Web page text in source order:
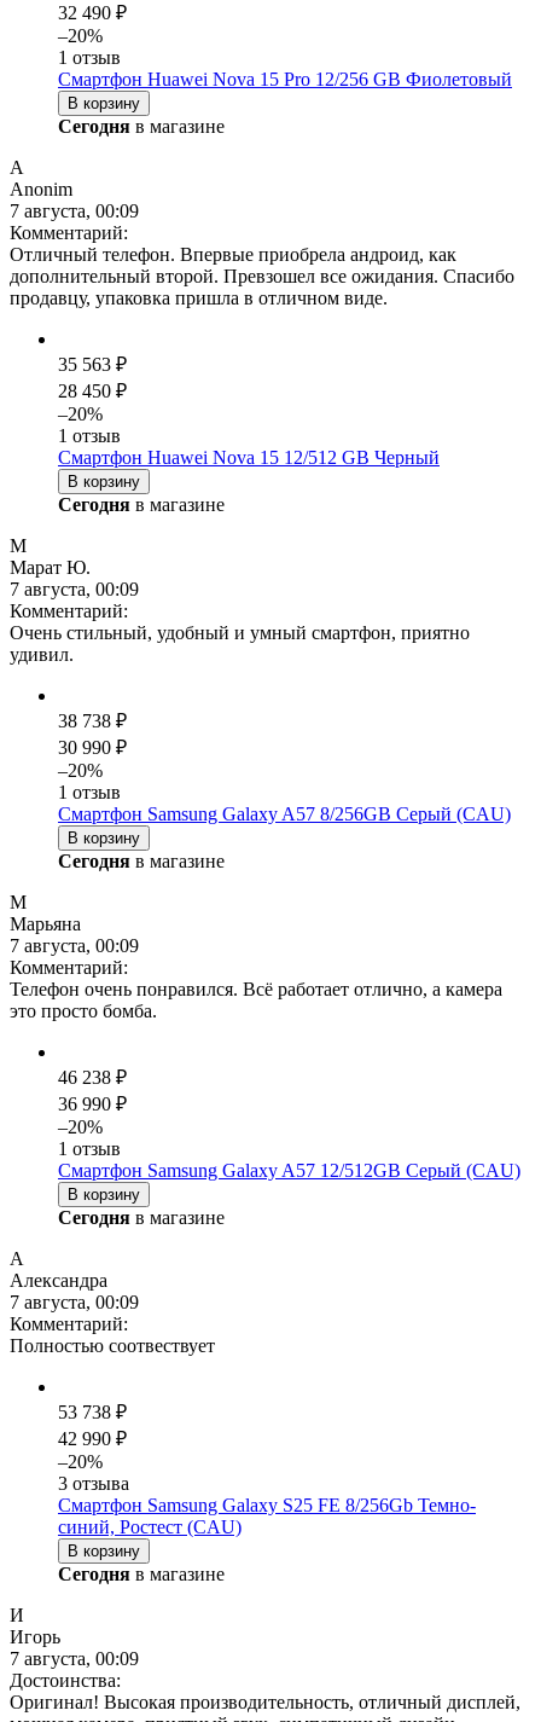
32 490 ₽
–20%
1 отзыв
Смартфон Huawei Nova 15 Pro 12/256 GB Фиолетовый
В корзину
Сегодня в магазине
A
Anonim
7 августа, 00:09
Комментарий:
Отличный телефон. Впервые приобрела андроид, как
дополнительный второй. Превзошел все ожидания. Спасибо
продавцу, упаковка пришла в отличном виде.
35 563 ₽
28 450 ₽
–20%
1 отзыв
Смартфон Huawei Nova 15 12/512 GB Черный
В корзину
Сегодня в магазине
М
Марат Ю.
7 августа, 00:09
Комментарий:
Очень стильный, удобный и умный смартфон, приятно
удивил.
38 738 ₽
30 990 ₽
–20%
1 отзыв
Смартфон Samsung Galaxy A57 8/256GB Серый (CAU)
В корзину
Сегодня в магазине
М
Марьяна
7 августа, 00:09
Комментарий:
Телефон очень понравился. Всё работает отлично, а камера
это просто бомба.
46 238 ₽
36 990 ₽
–20%
1 отзыв
Смартфон Samsung Galaxy A57 12/512GB Серый (CAU)
В корзину
Сегодня в магазине
А
Александра
7 августа, 00:09
Комментарий:
Полностью соотвествует
53 738 ₽
42 990 ₽
–20%
3 отзыва
Смартфон Samsung Galaxy S25 FE 8/256Gb Темно-
синий, Ростест (CAU)
В корзину
Сегодня в магазине
И
Игорь
7 августа, 00:09
Достоинства:
Оригинал! Высокая производительность, отличный дисплей,